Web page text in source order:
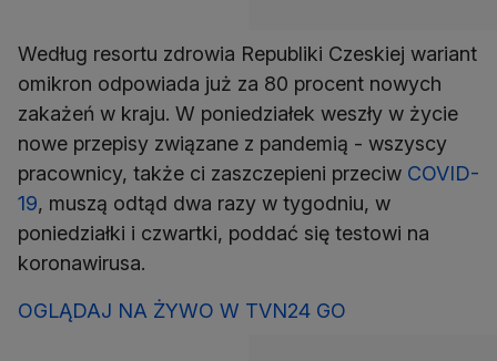
Według resortu zdrowia Republiki Czeskiej wariant
omikron odpowiada już za 80 procent nowych
zakażeń w kraju. W poniedziałek weszły w życie
nowe przepisy związane z pandemią - wszyscy
pracownicy, także ci zaszczepieni przeciw COVID-
19, muszą odtąd dwa razy w tygodniu, w
poniedziałki i czwartki, poddać się testowi na
koronawirusa.
OGLĄDAJ NA ŻYWO W TVN24 GO